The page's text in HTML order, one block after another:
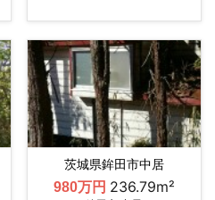
茨城県鉾田市中居
980万円 236.79m²